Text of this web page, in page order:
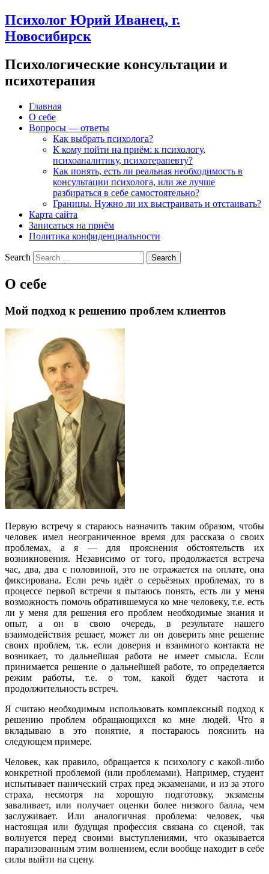
Психолог Юрий Иванец, г.
Новосибирск
Психологические консультации и
психотерапия
Главная
О себе
Вопросы — ответы
Как выбрать психолога?
К кому пойти на приём: к психологу,
психоаналитику, психотерапевту?
Как понять, есть ли реальная необходимость в
консультации психолога, или же лучше
разбираться в себе самостоятельно?
Границы. Нужно ли их выстраивать и отстаивать?
Карта сайта
Записаться на приём
Политика конфиденциальности
Search
О себе
Мой подход к решению проблем клиентов
Первую встречу я стараюсь назначить таким образом, чтобы
человек имел неограниченное время для рассказа о своих
проблемах, а я — для прояснения обстоятельств их
возникновения. Независимо от того, продолжается встреча
час, два, два с половиной, это не отражается на оплате, она
фиксирована. Если речь идёт о серьёзных проблемах, то в
процессе первой встречи я пытаюсь понять, есть ли у меня
возможность помочь обратившемуся ко мне человеку, т.е. есть
ли у меня для решения его проблем необходимые знания и
опыт, а он в свою очередь, в результате нашего
взаимодействия решает, может ли он доверить мне решение
своих проблем, т.к. если доверия и взаимного контакта не
возникает, то дальнейшая работа не имеет смысла. Если
принимается решение о дальнейшей работе, то определяется
режим работы, т.е. о том, какой будет частота и
продолжительность встреч.
Я считаю необходимым использовать комплексный подход к
решению проблем обращающихся ко мне людей. Что я
вкладываю в это понятие, я постараюсь пояснить на
следующем примере.
Человек, как правило, обращается к психологу с какой-либо
конкретной проблемой (или проблемами). Например, студент
испытывает панический страх пред экзаменами, и из за этого
страха, несмотря на хорошую подготовку, экзамены
заваливает, или получает оценки более низкого балла, чем
заслуживает. Или аналогичная проблема: человек, чья
настоящая или будущая профессия связана со сценой, так
волнуется перед своими выступлениями, что оказывается
парализованным этим волнением, если вообще находит в себе
силы выйти на сцену.